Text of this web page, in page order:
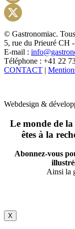
© Gastronomiac.
5, rue du Prieuré CH
E-mail :
Téléphone : +41 22
CONTACT |
Webdesign &
Le monde de la
êtes à la
Abonnez-vous
Ainsi la
X